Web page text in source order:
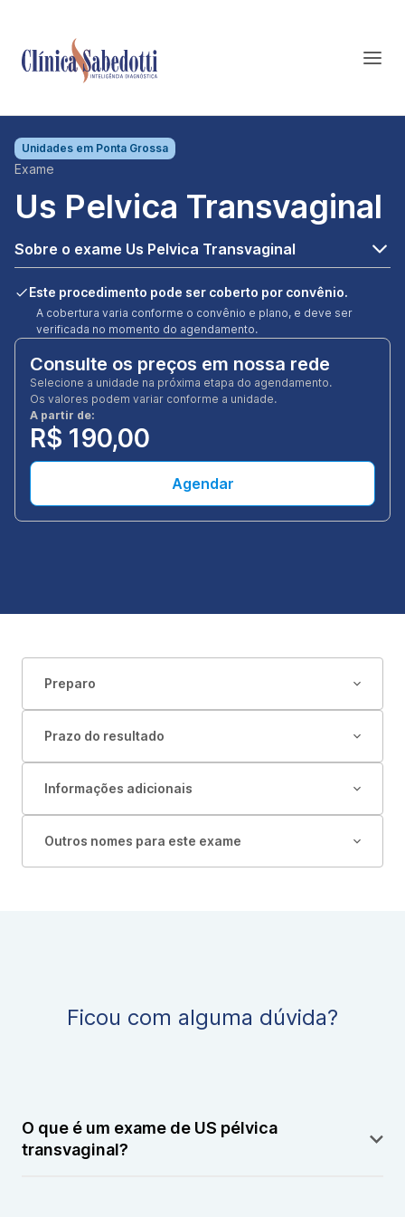
Unidades em Ponta Grossa
Exame
Us Pelvica Transvaginal
Sobre o exame Us Pelvica Transvaginal
Este procedimento pode ser coberto por convênio.
A cobertura varia conforme o convênio e plano, e deve ser
verificada no momento do agendamento.
Consulte os preços em nossa rede
Selecione a unidade na próxima etapa do agendamento.
Os valores podem variar conforme a unidade.
A partir de:
R$ 190,00
Agendar
Preparo
Prazo do resultado
Informações adicionais
Outros nomes para este exame
Ficou com alguma dúvida?
O que é um exame de US pélvica
transvaginal?